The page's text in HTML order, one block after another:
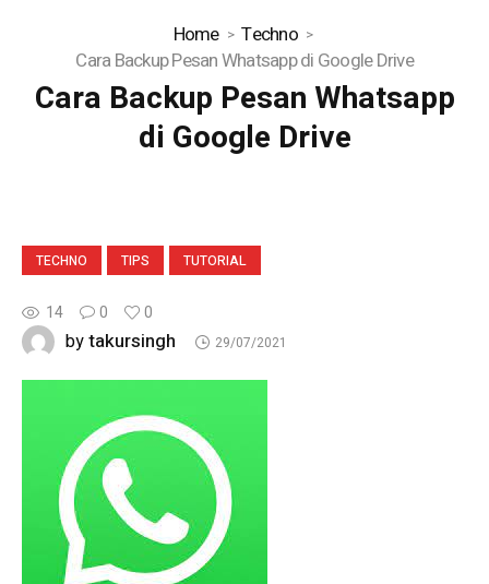
Home
Techno
Cara Backup Pesan Whatsapp di Google Drive
Cara Backup Pesan Whatsapp
di Google Drive
TECHNO TIPS TUTORIAL
14 0 0
bytakursingh 29/07/2021